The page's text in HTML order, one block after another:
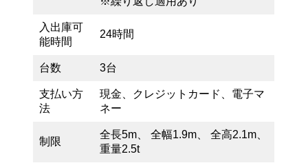
入出庫可
能時間
24時間
台数 3台
支払い方
法
現金、クレジットカード、電子マ
ネー
制限
全長5m、 全幅1.9m、 全高2.1m、
重量2.5t